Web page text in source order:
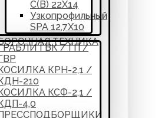
С(В) 22Х14
Узкопрофильный
SPA 12,7Х10
ТЕХНИКА
ГВК / ГП /
КРН-2,1 /
210
КСФ-2,1 /
4,0